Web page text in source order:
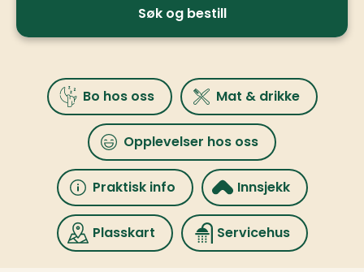
Søk og bestill
Bo hos oss Mat & drikke
Opplevelser hos oss
Praktisk info Innsjekk
Plasskart Servicehus